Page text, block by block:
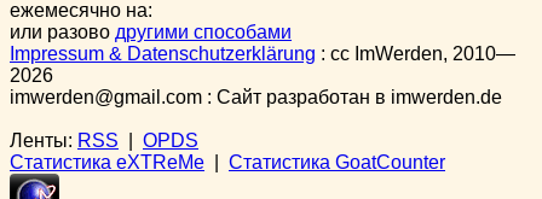
ежемесячно на:
или разово другими способами
Impressum & Datenschutzerklärung : cc ImWerden, 2010—
2026
imwerden@gmail.com : Сайт разработан в imwerden.de
Ленты: RSS
OPDS
Статистика eXTReMe
Статистика GoatCounter